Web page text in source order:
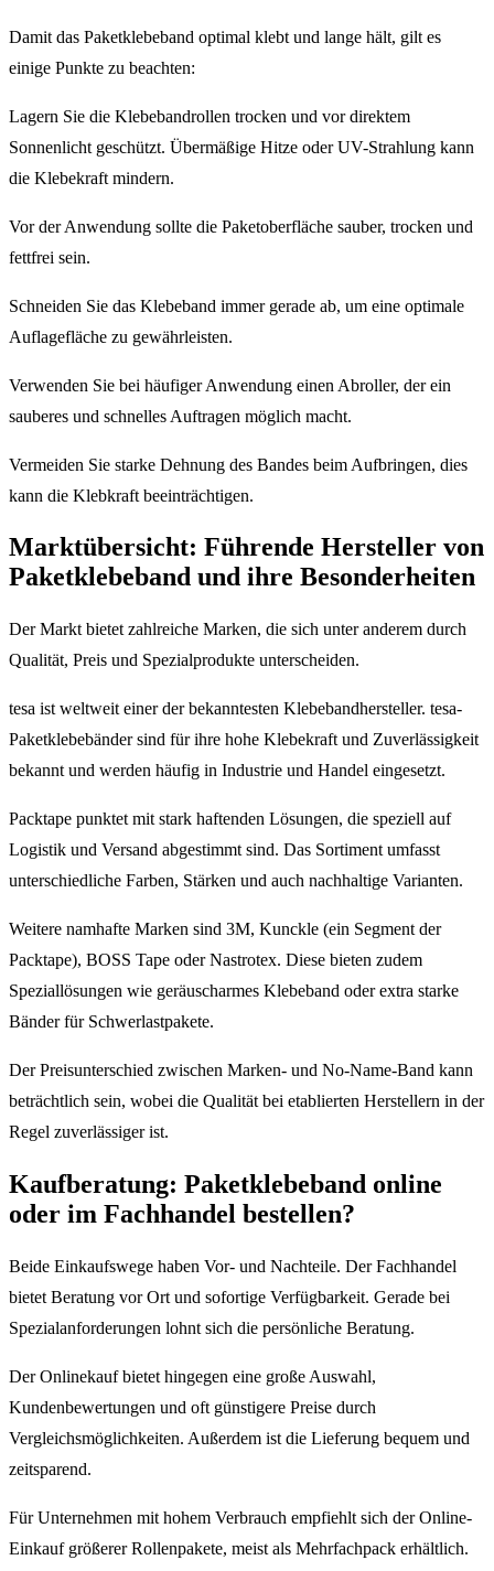
Damit das Paketklebeband optimal klebt und lange hält, gilt es
einige Punkte zu beachten:
Lagern Sie die Klebebandrollen trocken und vor direktem
Sonnenlicht geschützt. Übermäßige Hitze oder UV-Strahlung kann
die Klebekraft mindern.
Vor der Anwendung sollte die Paketoberfläche sauber, trocken und
fettfrei sein.
Schneiden Sie das Klebeband immer gerade ab, um eine optimale
Auflagefläche zu gewährleisten.
Verwenden Sie bei häufiger Anwendung einen Abroller, der ein
sauberes und schnelles Auftragen möglich macht.
Vermeiden Sie starke Dehnung des Bandes beim Aufbringen, dies
kann die Klebkraft beeinträchtigen.
Marktübersicht: Führende Hersteller von
Paketklebeband und ihre Besonderheiten
Der Markt bietet zahlreiche Marken, die sich unter anderem durch
Qualität, Preis und Spezialprodukte unterscheiden.
tesa ist weltweit einer der bekanntesten Klebebandhersteller. tesa-
Paketklebebänder sind für ihre hohe Klebekraft und Zuverlässigkeit
bekannt und werden häufig in Industrie und Handel eingesetzt.
Packtape punktet mit stark haftenden Lösungen, die speziell auf
Logistik und Versand abgestimmt sind. Das Sortiment umfasst
unterschiedliche Farben, Stärken und auch nachhaltige Varianten.
Weitere namhafte Marken sind 3M, Kunckle (ein Segment der
Packtape), BOSS Tape oder Nastrotex. Diese bieten zudem
Speziallösungen wie geräuscharmes Klebeband oder extra starke
Bänder für Schwerlastpakete.
Der Preisunterschied zwischen Marken- und No-Name-Band kann
beträchtlich sein, wobei die Qualität bei etablierten Herstellern in der
Regel zuverlässiger ist.
Kaufberatung: Paketklebeband online
oder im Fachhandel bestellen?
Beide Einkaufswege haben Vor- und Nachteile. Der Fachhandel
bietet Beratung vor Ort und sofortige Verfügbarkeit. Gerade bei
Spezialanforderungen lohnt sich die persönliche Beratung.
Der Onlinekauf bietet hingegen eine große Auswahl,
Kundenbewertungen und oft günstigere Preise durch
Vergleichsmöglichkeiten. Außerdem ist die Lieferung bequem und
zeitsparend.
Für Unternehmen mit hohem Verbrauch empfiehlt sich der Online-
Einkauf größerer Rollenpakete, meist als Mehrfachpack erhältlich.